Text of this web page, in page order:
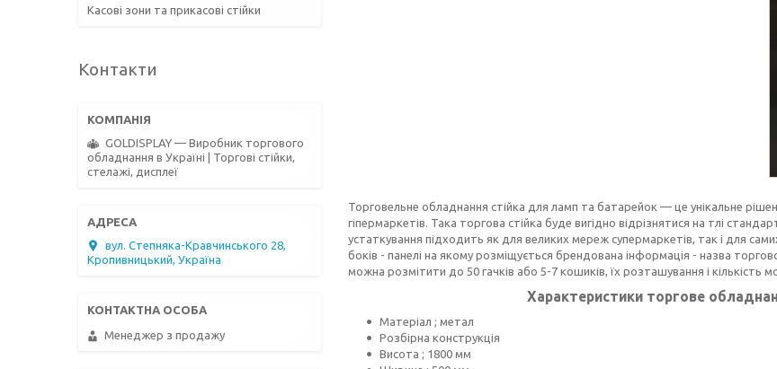
Торговельне обладнання стійка для ламп та батарейок — це унікальне
гіпермаркетів. Така торгова стійка буде вигідно відрізнятися на тлі
устаткування підходить як для великих мереж супермаркетів, так і для
боків - панелі на якому розміщується брендована інформація - назва
можна розмітити до 50 гачків або 5-7 кошиків, їх розташування і кількість
Характеристики торгове
Матеріал ; метал
Розбірна конструкція
Висота ; 1800 мм
Касові зони та прикасові стійки
Контакти
GOLDISPLAY — Виробник торгового
обладнання в Україні | Торгові стійки,
стелажі, дисплеї
вул. Степняка-Кравчинського 28,
Кропивницький, Україна
Менеджер з продажу